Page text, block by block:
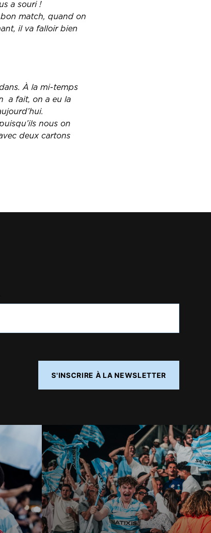
a souri !
match, quand on
il va falloir bien
À la mi-temps
a fait, on a eu la
nous on
deux cartons
S'INSCRIRE À LA NEWSLETTER